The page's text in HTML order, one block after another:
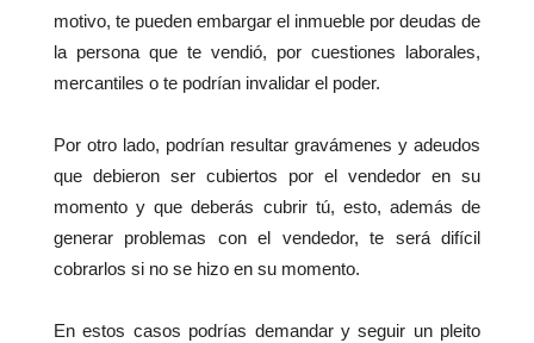
motivo, te pueden embargar el inmueble por deudas de
la persona que te vendió, por cuestiones laborales,
mercantiles o te podrían invalidar el poder.
Por otro lado, podrían resultar gravámenes y adeudos
que debieron ser cubiertos por el vendedor en su
momento y que deberás cubrir tú, esto, además de
generar problemas con el vendedor, te será difícil
cobrarlos si no se hizo en su momento.
En estos casos podrías demandar y seguir un pleito